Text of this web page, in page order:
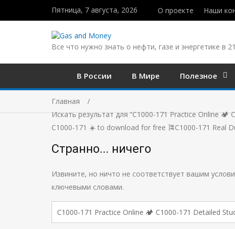
Пятница, 7 августа, 2026 О проекте Наши
Все что нужно знать о нефти, газе и энергетике в
В России В Мире Полезное
Главная
Искать результат для “C1000-171 Practice Online
C1000-171 ️☀️ to download for free 🎏C1000-171 Real
Странно... ничего
Извините, но ничто не соответствует вашим
ключевыми словами.